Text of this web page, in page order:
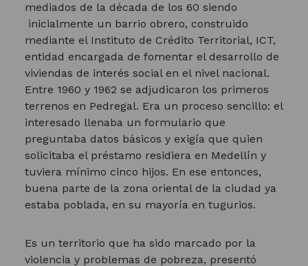
mediados de la década de los 60 siendo
inicialmente un barrio obrero, construido
mediante el Instituto de Crédito Territorial, ICT,
entidad encargada de fomentar el desarrollo de
viviendas de interés social en el nivel nacional.
Entre 1960 y 1962 se adjudicaron los primeros
terrenos en Pedregal. Era un proceso sencillo: el
interesado llenaba un formulario que
preguntaba datos básicos y exigía que quien
solicitaba el préstamo residiera en Medellín y
tuviera mínimo cinco hijos. En ese entonces,
buena parte de la zona oriental de la ciudad ya
estaba poblada, en su mayoría en tugurios.
Es un territorio que ha sido marcado por la
violencia y problemas de pobreza, presentó